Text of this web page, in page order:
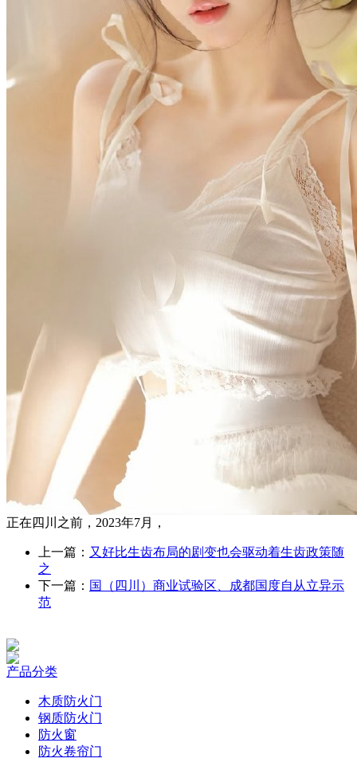
正在四川之前，2023年7月，
上一篇： 又好比生齿布局的剧变也会驱动着生齿政策随
之
下一篇： 国（四川）商业试验区、成都国度自从立异示
范
产品分类
木质防火门
钢质防火门
防火窗
防火卷帘门